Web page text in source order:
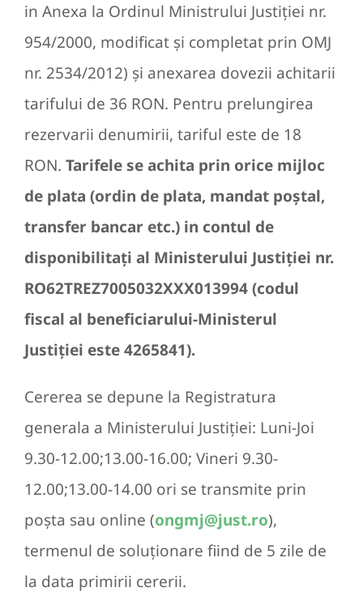
in Anexa la Ordinul Ministrului Justiţiei nr.
954/2000, modificat şi completat prin OMJ
nr. 2534/2012) şi anexarea dovezii achitarii
tarifului de 36 RON. Pentru prelungirea
rezervarii denumirii, tariful este de 18
RON. Tarifele se achita prin orice mijloc
de plata (ordin de plata, mandat poştal,
transfer bancar etc.) in contul de
disponibilitaţi al Ministerului Justiţiei nr.
RO62TREZ7005032XXX013994 (codul
fiscal al beneficiarului-Ministerul
Justiţiei este 4265841).
Cererea se depune la Registratura
generala a Ministerului Justiţiei: Luni-Joi
9.30-12.00;13.00-16.00; Vineri 9.30-
12.00;13.00-14.00 ori se transmite prin
poşta sau online (ongmj@just.ro),
termenul de soluţionare fiind de 5 zile de
la data primirii cererii.